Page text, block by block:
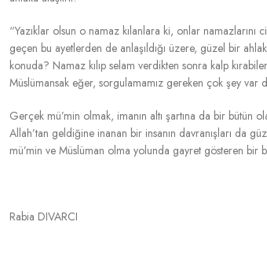
“Yazıklar olsun o namaz kılanlara ki, onlar
geçen bu ayetlerden de anlaşıldığı üzere, güzel bir
konuda? Namaz kılıp selam verdikten sonra kalp
Müslümansak eğer, sorgulamamız gereken çok şey var
Gerçek mü’min olmak, imanın altı şartına da bir bütün
Allah’tan geldiğine inanan bir insanın davranışları da
mü’min ve Müslüman olma yolunda gayret gösteren bir
Rabia DIVARCI